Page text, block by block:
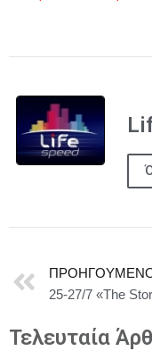
Τελευταία